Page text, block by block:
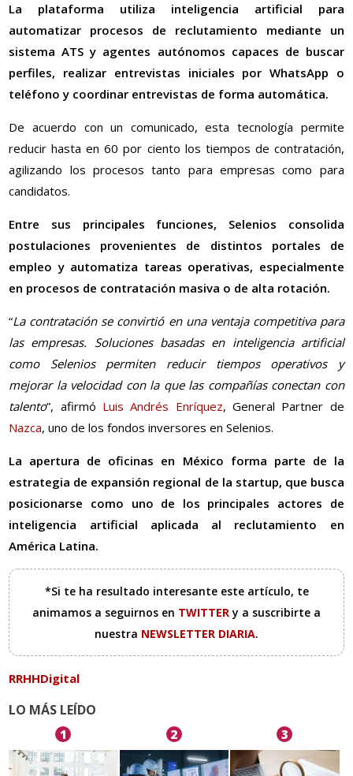
La plataforma utiliza inteligencia artificial para
automatizar procesos de reclutamiento mediante un
sistema ATS y agentes autónomos capaces de buscar
perfiles, realizar entrevistas iniciales por WhatsApp o
teléfono y coordinar entrevistas de forma automática.
De acuerdo con un comunicado, esta tecnología permite
reducir hasta en 60 por ciento los tiempos de contratación,
agilizando los procesos tanto para empresas como para
candidatos.
Entre sus principales funciones, Selenios consolida
postulaciones provenientes de distintos portales de
empleo y automatiza tareas operativas, especialmente
en procesos de contratación masiva o de alta rotación.
“La contratación se convirtió en una ventaja competitiva para
las empresas. Soluciones basadas en inteligencia artificial
como Selenios permiten reducir tiempos operativos y
mejorar la velocidad con la que las compañías conectan con
talento”, afirmó Luis Andrés Enríquez, General Partner de
Nazca, uno de los fondos inversores en Selenios.
La apertura de oficinas en México forma parte de la
estrategia de expansión regional de la startup, que busca
posicionarse como uno de los principales actores de
inteligencia artificial aplicada al reclutamiento en
América Latina.
*Si te ha resultado interesante este artículo, te
animamos a seguirnos en TWITTERy a suscribirte a
nuestra NEWSLETTER DIARIA.
RRHHDigital
LO MÁS LEÍDO
1 2 3